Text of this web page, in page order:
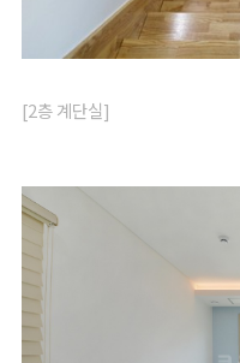
[2층 계단실]